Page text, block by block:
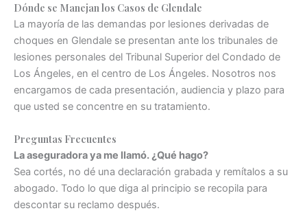
Dónde se Manejan los Casos de Glendale
La mayoría de las demandas por lesiones derivadas de
choques en Glendale se presentan ante los tribunales de
lesiones personales del Tribunal Superior del Condado de
Los Ángeles, en el centro de Los Ángeles. Nosotros nos
encargamos de cada presentación, audiencia y plazo para
que usted se concentre en su tratamiento.
Preguntas Frecuentes
La aseguradora ya me llamó. ¿Qué hago?
Sea cortés, no dé una declaración grabada y remítalos a su
abogado. Todo lo que diga al principio se recopila para
descontar su reclamo después.